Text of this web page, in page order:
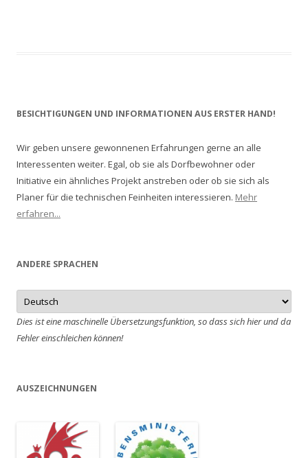
BESICHTIGUNGEN UND INFORMATIONEN AUS ERSTER HAND!
Wir geben unsere gewonnenen Erfahrungen gerne an alle
Interessenten weiter. Egal, ob sie als Dorfbewohner oder
Initiative ein ähnliches Projekt anstreben oder ob sie sich als
Planer für die technischen Feinheiten interessieren. Mehr
erfahren...
ANDERE SPRACHEN
Dies ist eine maschinelle Übersetzungsfunktion, so dass sich hier und da
Fehler einschleichen können!
AUSZEICHNUNGEN